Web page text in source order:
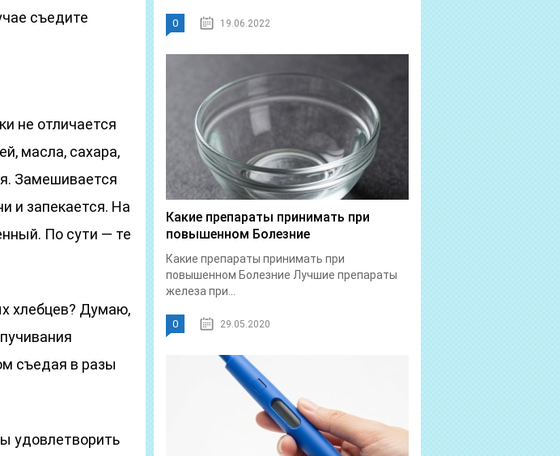
съедите
не отличается
масла, сахара,
Замешивается
и запекается. На
По сути — те
хлебцев? Думаю,
съедая в разы
удовлетворить
0 19.06.2022
Какие препараты принимать при
повышенном Болезние
Какие препараты принимать при
повышенном Болезние Лучшие препараты
железа при...
0 29.05.2020